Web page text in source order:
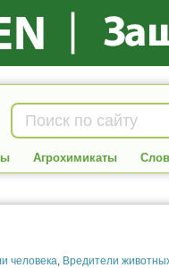
Агрохимикаты
человека, Вредители